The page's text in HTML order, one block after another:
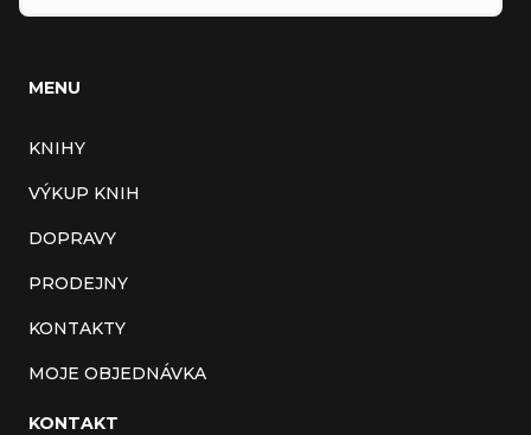
MENU
KNIHY
VÝKUP KNIH
DOPRAVY
PRODEJNY
KONTAKTY
MOJE OBJEDNÁVKA
KONTAKT